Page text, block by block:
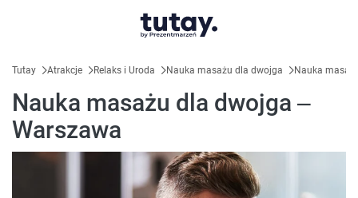
Tutay Atrakcje Relaks i Uroda Nauka masażu dla dwojga Nauka
Nauka masażu dla dwojga –
Warszawa